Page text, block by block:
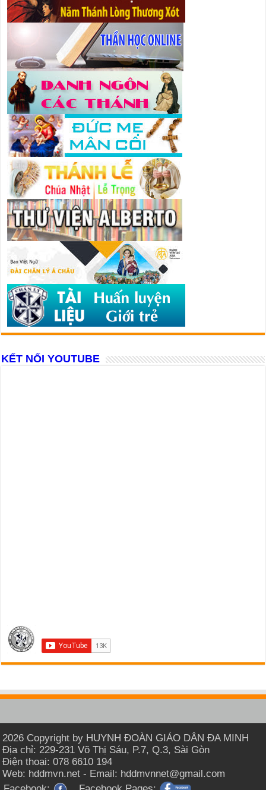
KẾT NỐI YOUTUBE
2026 Copyright by HUYNH ĐOÀN GIÁO DÂN ĐA MINH
Địa chỉ: 229-231 Võ Thị Sáu, P.7, Q.3, Sài Gòn
Điện thoại: 078 6610 194
Web: hddmvn.net - Email: hddmvnnet@gmail.com